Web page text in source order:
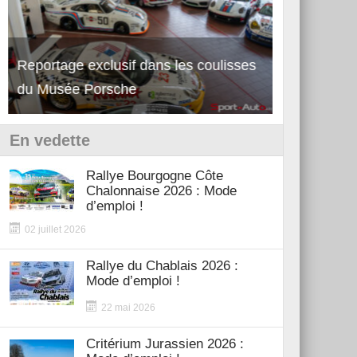
Reportage exclusif dans les coulisses
du Musée Porsche
En vedette
Rallye Bourgogne Côte
Chalonnaise 2026 : Mode
d’emploi !
02 juillet 2026
Rallye du Chablais 2026 :
Mode d’emploi !
22 mai 2026
Critérium Jurassien 2026 :